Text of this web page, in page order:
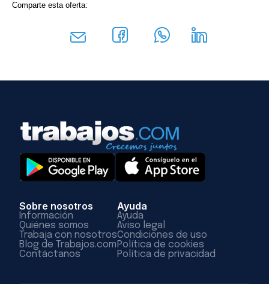
Comparte esta oferta:
Sobre nosotros
Información
Quiénes somos
Trabaja con nosotros
Blog de Trabajos.com
Contáctanos
Ayuda
Ayuda
Aviso legal
Condiciones de uso
Política de cookies
Política de privacidad